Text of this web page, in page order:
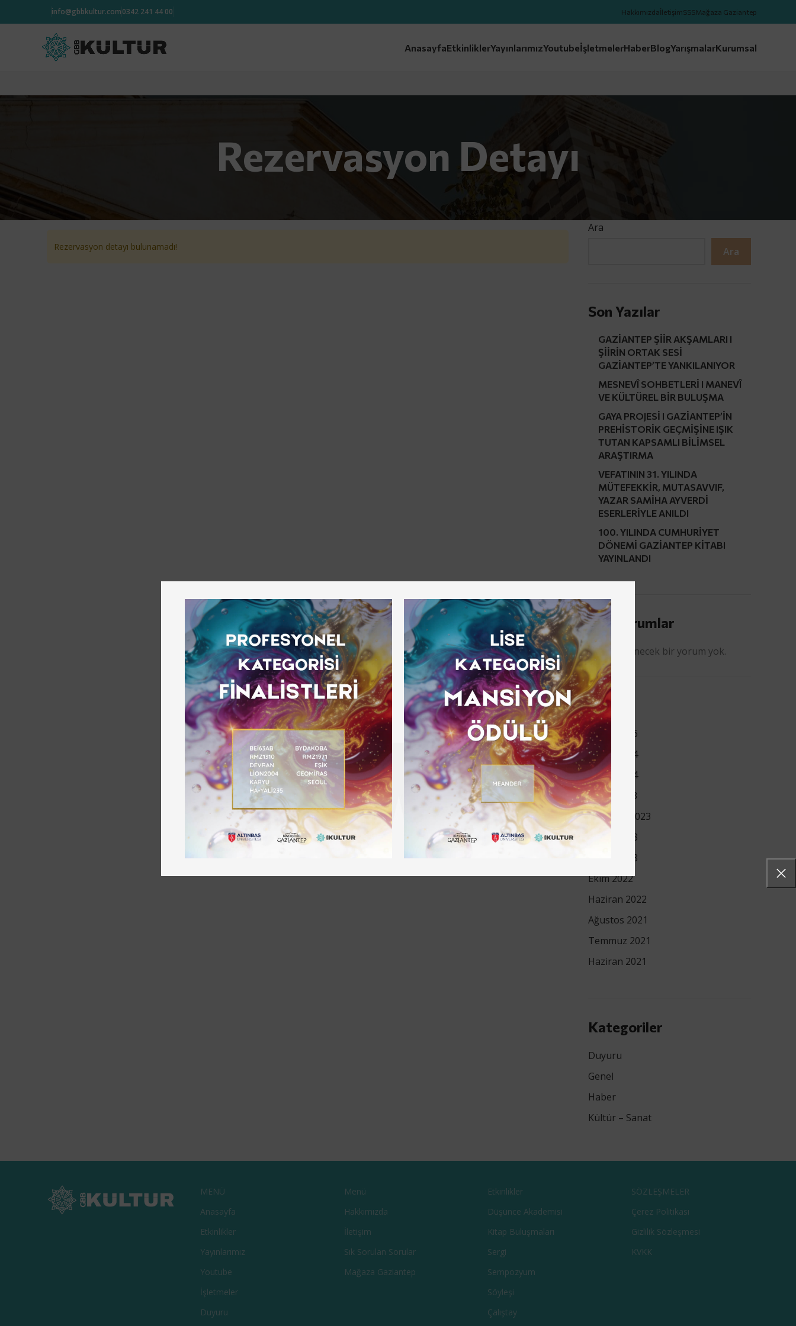
info@gbbkultur.com0342 241 44 00 HakkımızdaİletişimSSSMağaza Gaziantep
AnasayfaEtkinliklerYayınlarımızYoutubeİşletmelerHaberBlogYarışmalarKurumsal
Rezervasyon Detayı
Rezervasyon detayı bulunamadı!
Ara
Ara
Son Yazılar
GAZİANTEP ŞİİR AKŞAMLARI I
ŞİİRİN ORTAK SESİ
GAZİANTEP’TE YANKILANIYOR
MESNEVÎ SOHBETLERİ I MANEVÎ
VE KÜLTÜREL BİR BULUŞMA
GAYA PROJESİ I GAZİANTEP’İN
PREHİSTORİK GEÇMİŞİNE IŞIK
TUTAN KAPSAMLI BİLİMSEL
ARAŞTIRMA
VEFATININ 31. YILINDA
MÜTEFEKKİR, MUTASAVVIF,
YAZAR SAMİHA AYVERDİ
ESERLERİYLE ANILDI
100. YILINDA CUMHURİYET
DÖNEMİ GAZİANTEP KİTABI
YAYINLANDI
Son Yorumlar
Görüntülenecek bir yorum yok.
Arşiv
Şubat 2026
Mayıs 2024
Şubat 2024
Aralık 2023
Temmuz 2023
Mayıs 2023
Nisan 2023
Ekim 2022
Haziran 2022
Ağustos 2021
Temmuz 2021
Haziran 2021
Kategoriler
Duyuru
Genel
Haber
Kültür – Sanat
MENÜ
Anasayfa
Etkinlikler
Yayınlarımız
Youtube
İşletmeler
Duyuru
Menü
Hakkımızda
İletişim
Sık Sorulan Sorular
Mağaza Gaziantep
Etkinlikler
Düşünce Akademisi
Kitap Buluşmaları
Sergi
Sempozyum
Söyleşi
Çalıştay
SÖZLEŞMELER
Çerez Politikası
Gizlilik Sözleşmesi
KVKK